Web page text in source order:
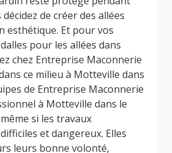
de créer des allées
esthétique. Et pour vos
pour les allées dans
chez Entreprise Maconnerie
ce milieu à Motteville dans
de Entreprise Maconnerie
à Motteville dans le
si les travaux
et dangereux. Elles
leurs bonne volonté,